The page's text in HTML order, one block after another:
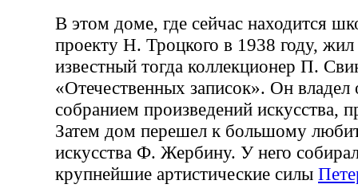
В этом доме, где сейчас находится
проекту Н. Троцкого в 1938 году,
известный тогда коллекционер П.
«Отечественных записок». Он
собранием произведений искусства,
Затем дом перешел к большому
искусства Ф. Жербину. У него
крупнейшие артистические силы